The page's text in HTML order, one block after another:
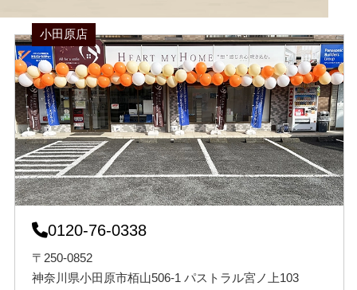
小田原店
0120-76-0338
〒250-0852
神奈川県小田原市栢山506-1 パストラル宮ノ上103